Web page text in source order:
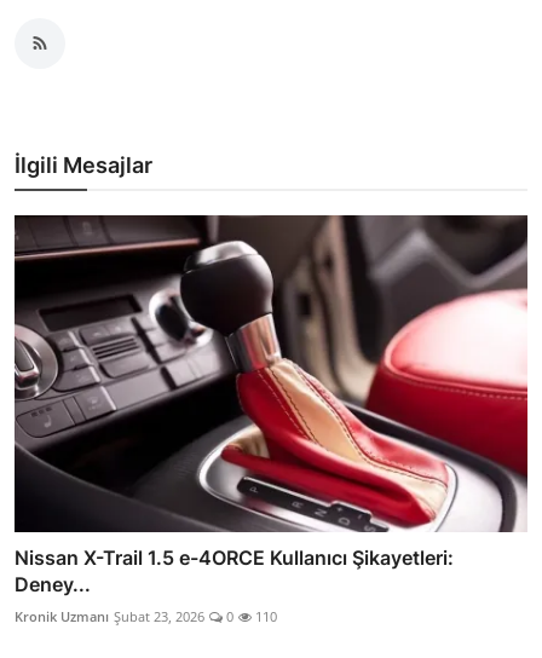
İlgili Mesajlar
Nissan X-Trail 1.5 e-4ORCE Kullanıcı Şikayetleri:
Deney...
Kronik Uzmanı Şubat 23, 2026 0 110